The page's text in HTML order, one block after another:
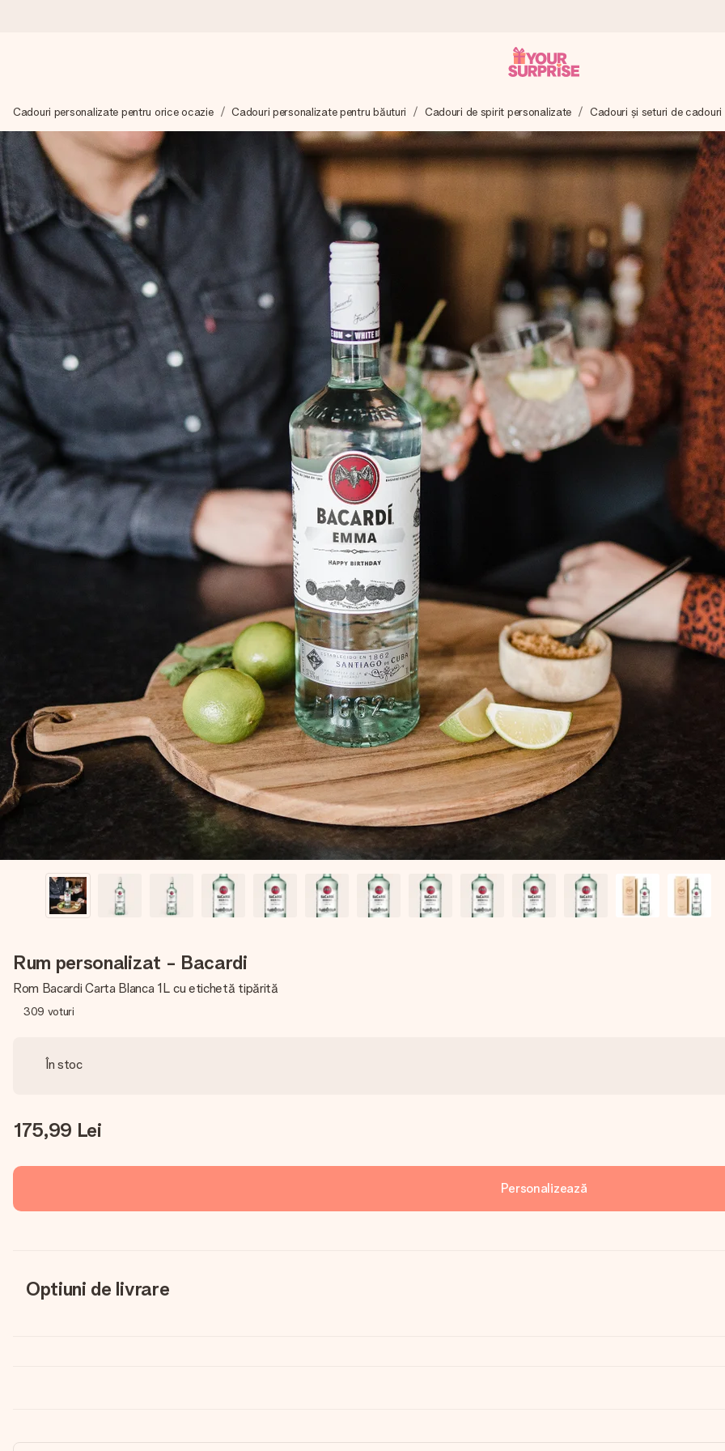
Îți alcătuim cadoul cu grijă și îl trimitem îndată spre tine - pentru ca tu să îl poți dărui exact când trebuie, atunci când contează cel
4,8 (bazat pe +15.000 de recenzii)
Cadourile noastre inspiră. Clienții ne oferă nota 4,8 pe Google Reviews.
Felicitare gratuită
Creează ceva unic în doar câțiva pași - cu numele ei, fotografia ta sau un mesaj din suflet. Fără bătăi de cap, doar bucură-te de
Cadouri personalizate pentru orice ocazie Cadouri personalizate pentru băuturi Cadouri de spirit personalizate Cadouri și seturi de
Rum personalizat - Bacardi
Rom Bacardi Carta Blanca 1L cu etichetă tipărită
309 voturi
În stoc
175,99 Lei
Personalizează
Optiuni de livrare